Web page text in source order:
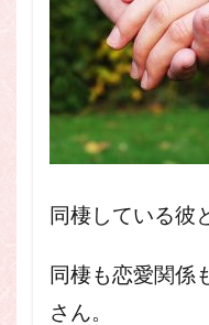
同棲している彼
同棲も恋愛関係
さん。